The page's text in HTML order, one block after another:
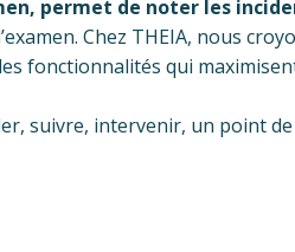
permet de noter les
Chez THEIA, nous
fonctionnalités qui
suivre, intervenir, un point